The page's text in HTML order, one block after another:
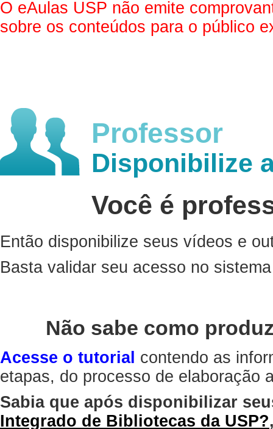
O eAulas USP não emite
sobre os conteúdos para o público
Professor
Disponibilize
Você é
Então disponibilize seus vídeos e
Basta validar seu acesso no
Não sabe como
Acesse o tutorial contendo as
etapas, do processo de elaboração
Sabia que após disponibilizar
Integrado de Bibliotecas da USP?